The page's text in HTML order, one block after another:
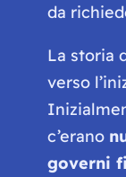
da
La storia
verso
c’erano
governi